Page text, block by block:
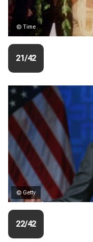
© Time
21/42
© Getty
22/42